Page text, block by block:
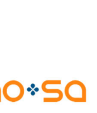
CITY BREAK
TURISMO E